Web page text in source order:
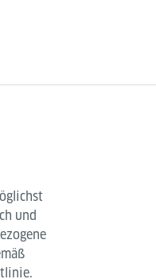
und